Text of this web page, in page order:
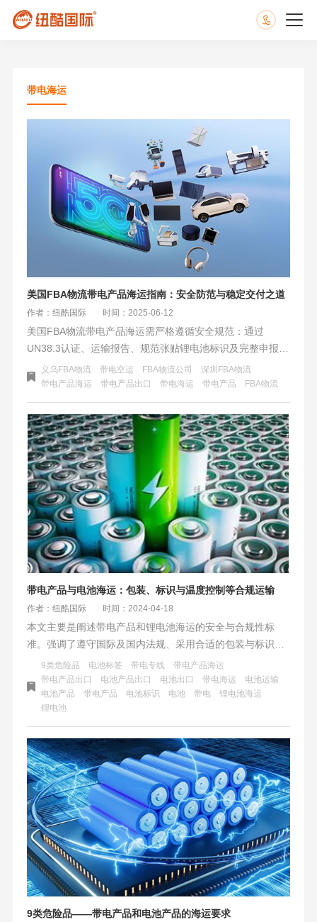
带电海运
美国FBA物流带电产品海运指南：安全防范与稳定交付之道
作者：纽酷国际 时间：2025-06-12
美国FBA物流带电产品海运需严格遵循安全规范：通过
UN38.3认证、运输报告、规范张贴锂电池标识及完整申报危
险品信息。选择合规专业物流商（如纽酷国际物流），其提
供合规指导、安全运输网络、高效清关及应急预案，确保货
物稳定交付，助力卖家安全布局美国市场。
义乌FBA物流 带电空运 FBA物流公司
深圳FBA物流
带电产品海运
带电产品出口 带电海运 带电产品 FBA物流
带电产品与电池海运：包装、标识与温度控制等合规运输
作者：纽酷国际 时间：2024-04-18
本文主要是阐述带电产品和锂电池海运的安全与合规性标
准。强调了遵守国际及国内法规、采用合适的包装与标识、
控制运输温度、隔离包装以防短路、准备必要文件与沟通，
以及加强内部管理与员工培训的重要性。
9类危险品 电池标签 带电专线
带电产品海运
带电产品出口
电池产品出口 电池出口 带电海运
电池运输
电池产品
带电产品 电池标识 电池 带电
锂电池海运
锂电池
9类危险品——带电产品和电池产品的海运要求